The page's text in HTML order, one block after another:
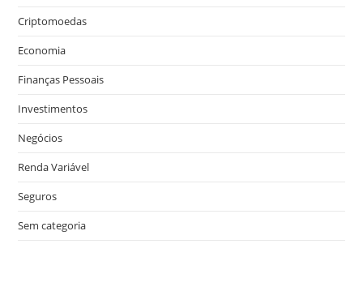
Criptomoedas
Economia
Finanças Pessoais
Investimentos
Negócios
Renda Variável
Seguros
Sem categoria